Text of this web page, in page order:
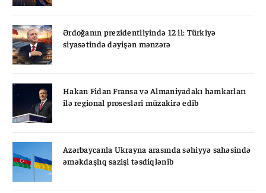
Ərdoğanın prezidentliyində 12 il: Türkiyə
siyasətində dəyişən mənzərə
Hakan Fidan Fransa və Almaniyadakı həmkarları
ilə regional prosesləri müzakirə edib
Azərbaycanla Ukrayna arasında səhiyyə sahəsində
əməkdaşlıq sazişi təsdiqlənib